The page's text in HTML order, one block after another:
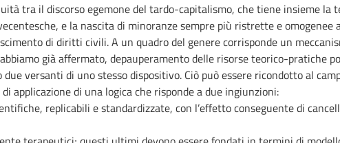
tra il discorso egemone del tardo-capitalismo, che tiene insieme la
e la nascita di minoranze sempre più ristrette e
di diritti civili. A un quadro del genere corrisponde un
già affermato, depauperamento delle risorse teorico-pratiche
versanti di uno stesso dispositivo. Ciò può essere ricondotto al
applicazione di una logica che risponde a due ingiunzioni:
replicabili e standardizzate, con l’effetto conseguente di